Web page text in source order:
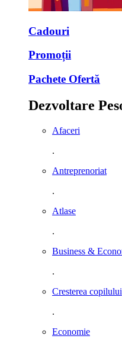
Cadouri
Promoții
Pachete Ofertă
Dezvoltare
Afaceri
.
Antreprenoriat
.
Atlase
.
Business &
.
Cresterea copilului
.
Economie